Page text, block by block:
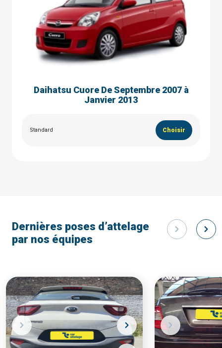
Daihatsu Cuore De Septembre 2007 à
Janvier 2013
Standard Choisir
Dernières poses d’attelage
par nos équipes